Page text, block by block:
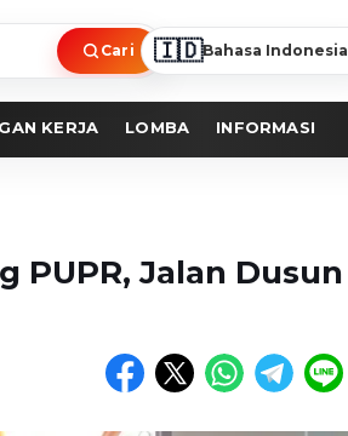
Cari 🇮🇩Bahasa Indonesia
KERJA LOMBA INFORMASI
PUPR, Jalan Dusun